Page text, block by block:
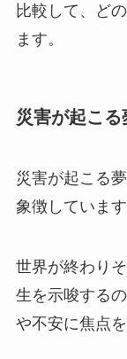
比較して、ど
ます。
災害が起こる
災害が起こる
象徴しています
世界が終わり
生を示唆する
や不安に焦点